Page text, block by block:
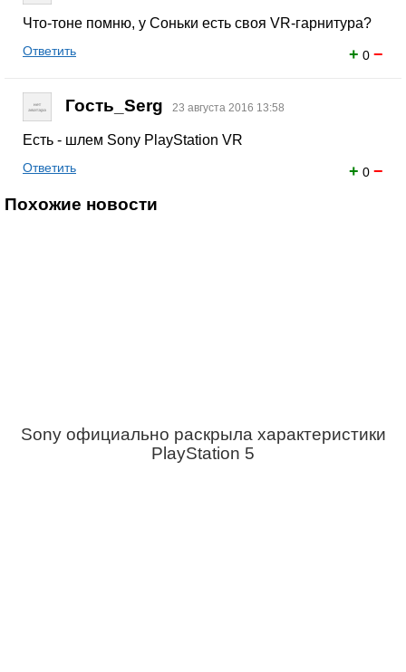
Что-тоне помню, у Соньки есть своя VR-гарнитура?
+ 0 −
Ответить
Гость_Serg 23 августа 2016 13:58
Есть - шлем Sony PlayStation VR
+ 0 −
Ответить
Похожие новости
Sony официально раскрыла характеристики
PlayStation 5